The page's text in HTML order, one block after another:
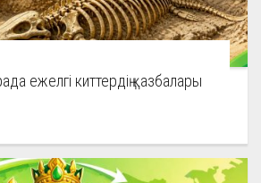
ежелгі киттердің қазбалары